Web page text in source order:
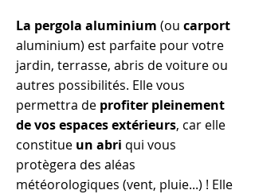
La pergola aluminium (ou carport
aluminium) est parfaite pour votre
jardin, terrasse, abris de voiture ou
autres possibilités. Elle vous
permettra de profiter pleinement
de vos espaces extérieurs, car elle
constitue un abri qui vous
protègera des aléas
météorologiques (vent, pluie...) ! Elle